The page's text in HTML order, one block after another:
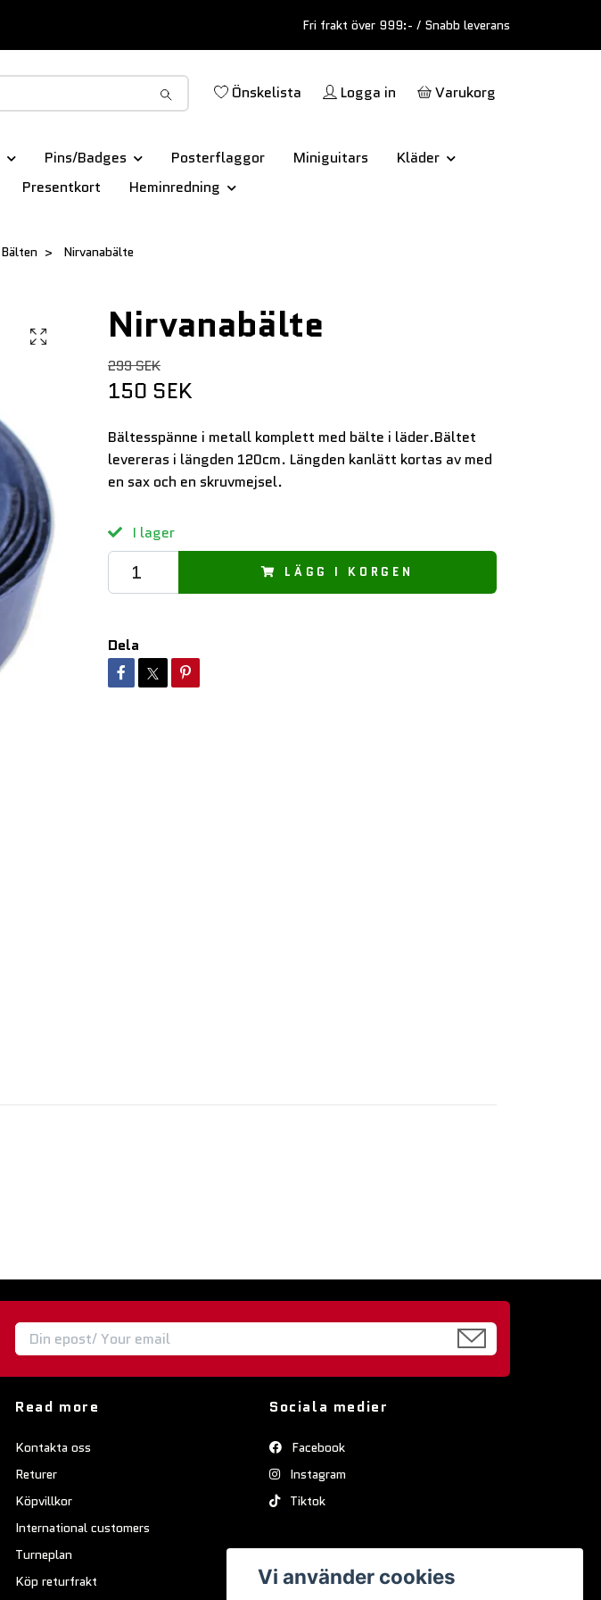
Fri frakt över 999:- / Snabb leverans
Önskelista Logga in Varukorg
Pins/Badges Posterflaggor Miniguitars
Kläder
Presentkort Heminredning
Bälten Nirvanabälte
Nirvanabälte
299 SEK
150 SEK
Bältesspänne i metall komplett med bälte i läder.Bältet
levereras i längden 120cm. Längden kanlätt kortas av med
en sax och en skruvmejsel.
I lager
LÄGG I KORGEN
Dela
Read more
Kontakta oss
Returer
Köpvillkor
International customers
Turneplan
Köp returfrakt
Sociala medier
Facebook
Instagram
Tiktok
Vi använder cookies